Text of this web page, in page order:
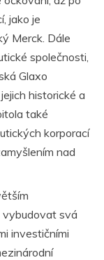
jako je
Merck. Dále
společnosti,
Glaxo
historické a
také
korporací
nad
vybudovat svá
investičními